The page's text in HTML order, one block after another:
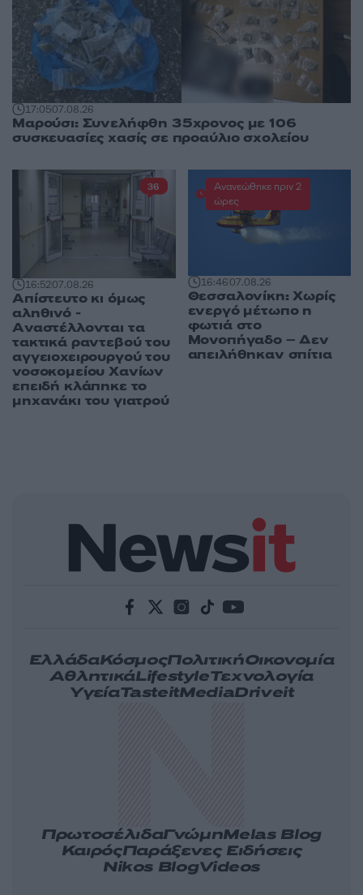
17:0507.08.26
Μαρούσι: Συνελήφθη 35χρονος με 106
συσκευασίες χασίς σε προαύλιο σχολείου
16:5207.08.26
Απίστευτο κι όμως
αληθινό -
Aναστέλλονται τα
τακτικά ραντεβού του
αγγειοχειρουργού του
νοσοκομείου Χανίων
επειδή κλάπηκε το
μηχανάκι του γιατρού
36
16:4607.08.26
Θεσσαλονίκη: Χωρίς
ενεργό μέτωπο η
φωτιά στο
Μονοπήγαδο – Δεν
απειλήθηκαν σπίτια
Ανανεώθηκε πριν 2
ώρες
ΕλλάδαΚόσμοςΠολιτικήΟικονομία
ΑθλητικάLifestyleΤεχνολογία
ΥγείαTasteitMediaDriveit
ΠρωτοσέλιδαΓνώμηMelas Blog
ΚαιρόςΠαράξενες Ειδήσεις
Nikos BlogVideos